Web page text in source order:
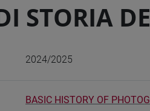
STORIA
2024/2025
BASIC HISTORY OF